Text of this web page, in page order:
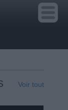
Voir tout